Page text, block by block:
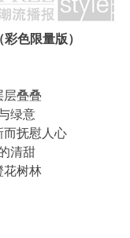
色限量版）
层叠叠
绿意
而抚慰人心
清甜
花树林